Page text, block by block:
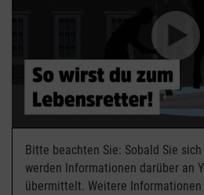
Bitte beachten Sie: Sobald Sie
werden Informationen darüber an
übermittelt. Weitere